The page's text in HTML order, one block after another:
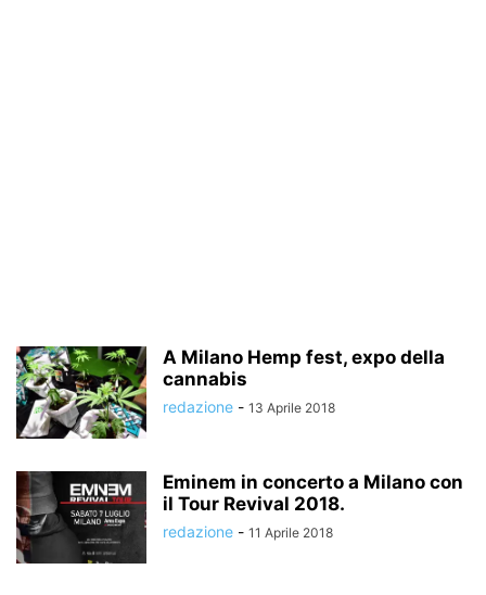
A Milano Hemp fest, expo della
cannabis
redazione - 13 Aprile 2018
Eminem in concerto a Milano con
il Tour Revival 2018.
redazione - 11 Aprile 2018